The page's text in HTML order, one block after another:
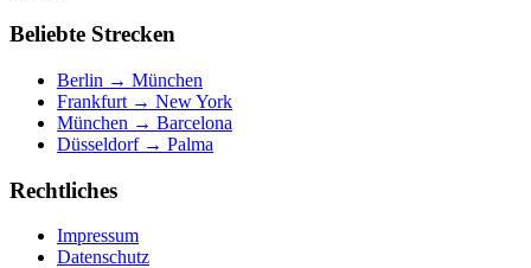
Beliebte Strecken
Berlin → München
Frankfurt → New York
München → Barcelona
Düsseldorf → Palma
Rechtliches
Impressum
Datenschutz